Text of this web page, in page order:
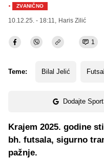
· ZVANIČNO
10.12.25. - 18:11, Haris Zilić
1
Teme: Bilal Jelić
Dodajte
Krajem 2025. godine
bh. futsala, sigurno
pažnje.